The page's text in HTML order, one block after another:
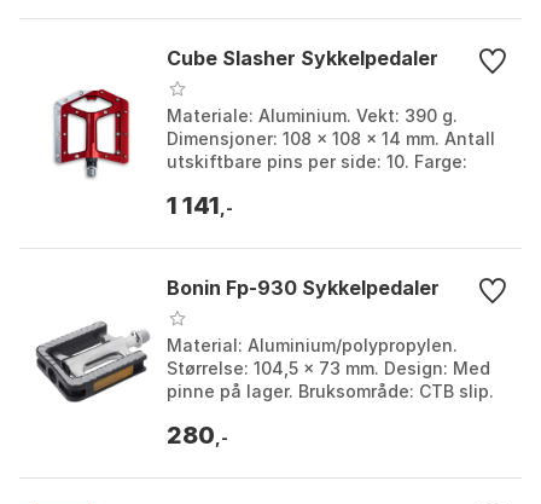
Cube Slasher Sykkelpedaler
Materiale: Aluminium. Vekt: 390 g.
Dimensjoner: 108 x 108 x 14 mm. Antall
utskiftbare pins per side: 10. Farge:
1 141 ,-
Bonin Fp-930 Sykkelpedaler
Material: Aluminium/polypropylen.
Størrelse: 104,5 x 73 mm. Design: Med
pinne på lager. Bruksområde: CTB slip.
Size.
280 ,-